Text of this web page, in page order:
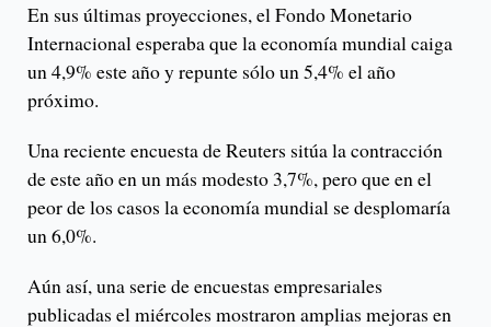
En sus últimas proyecciones, el Fondo Monetario
Internacional esperaba que la economía mundial caiga
un 4,9% este año y repunte sólo un 5,4% el año
próximo.
Una reciente encuesta de Reuters sitúa la contracción
de este año en un más modesto 3,7%, pero que en el
peor de los casos la economía mundial se desplomaría
un 6,0%.
Aún así, una serie de encuestas empresariales
publicadas el miércoles mostraron amplias mejoras en